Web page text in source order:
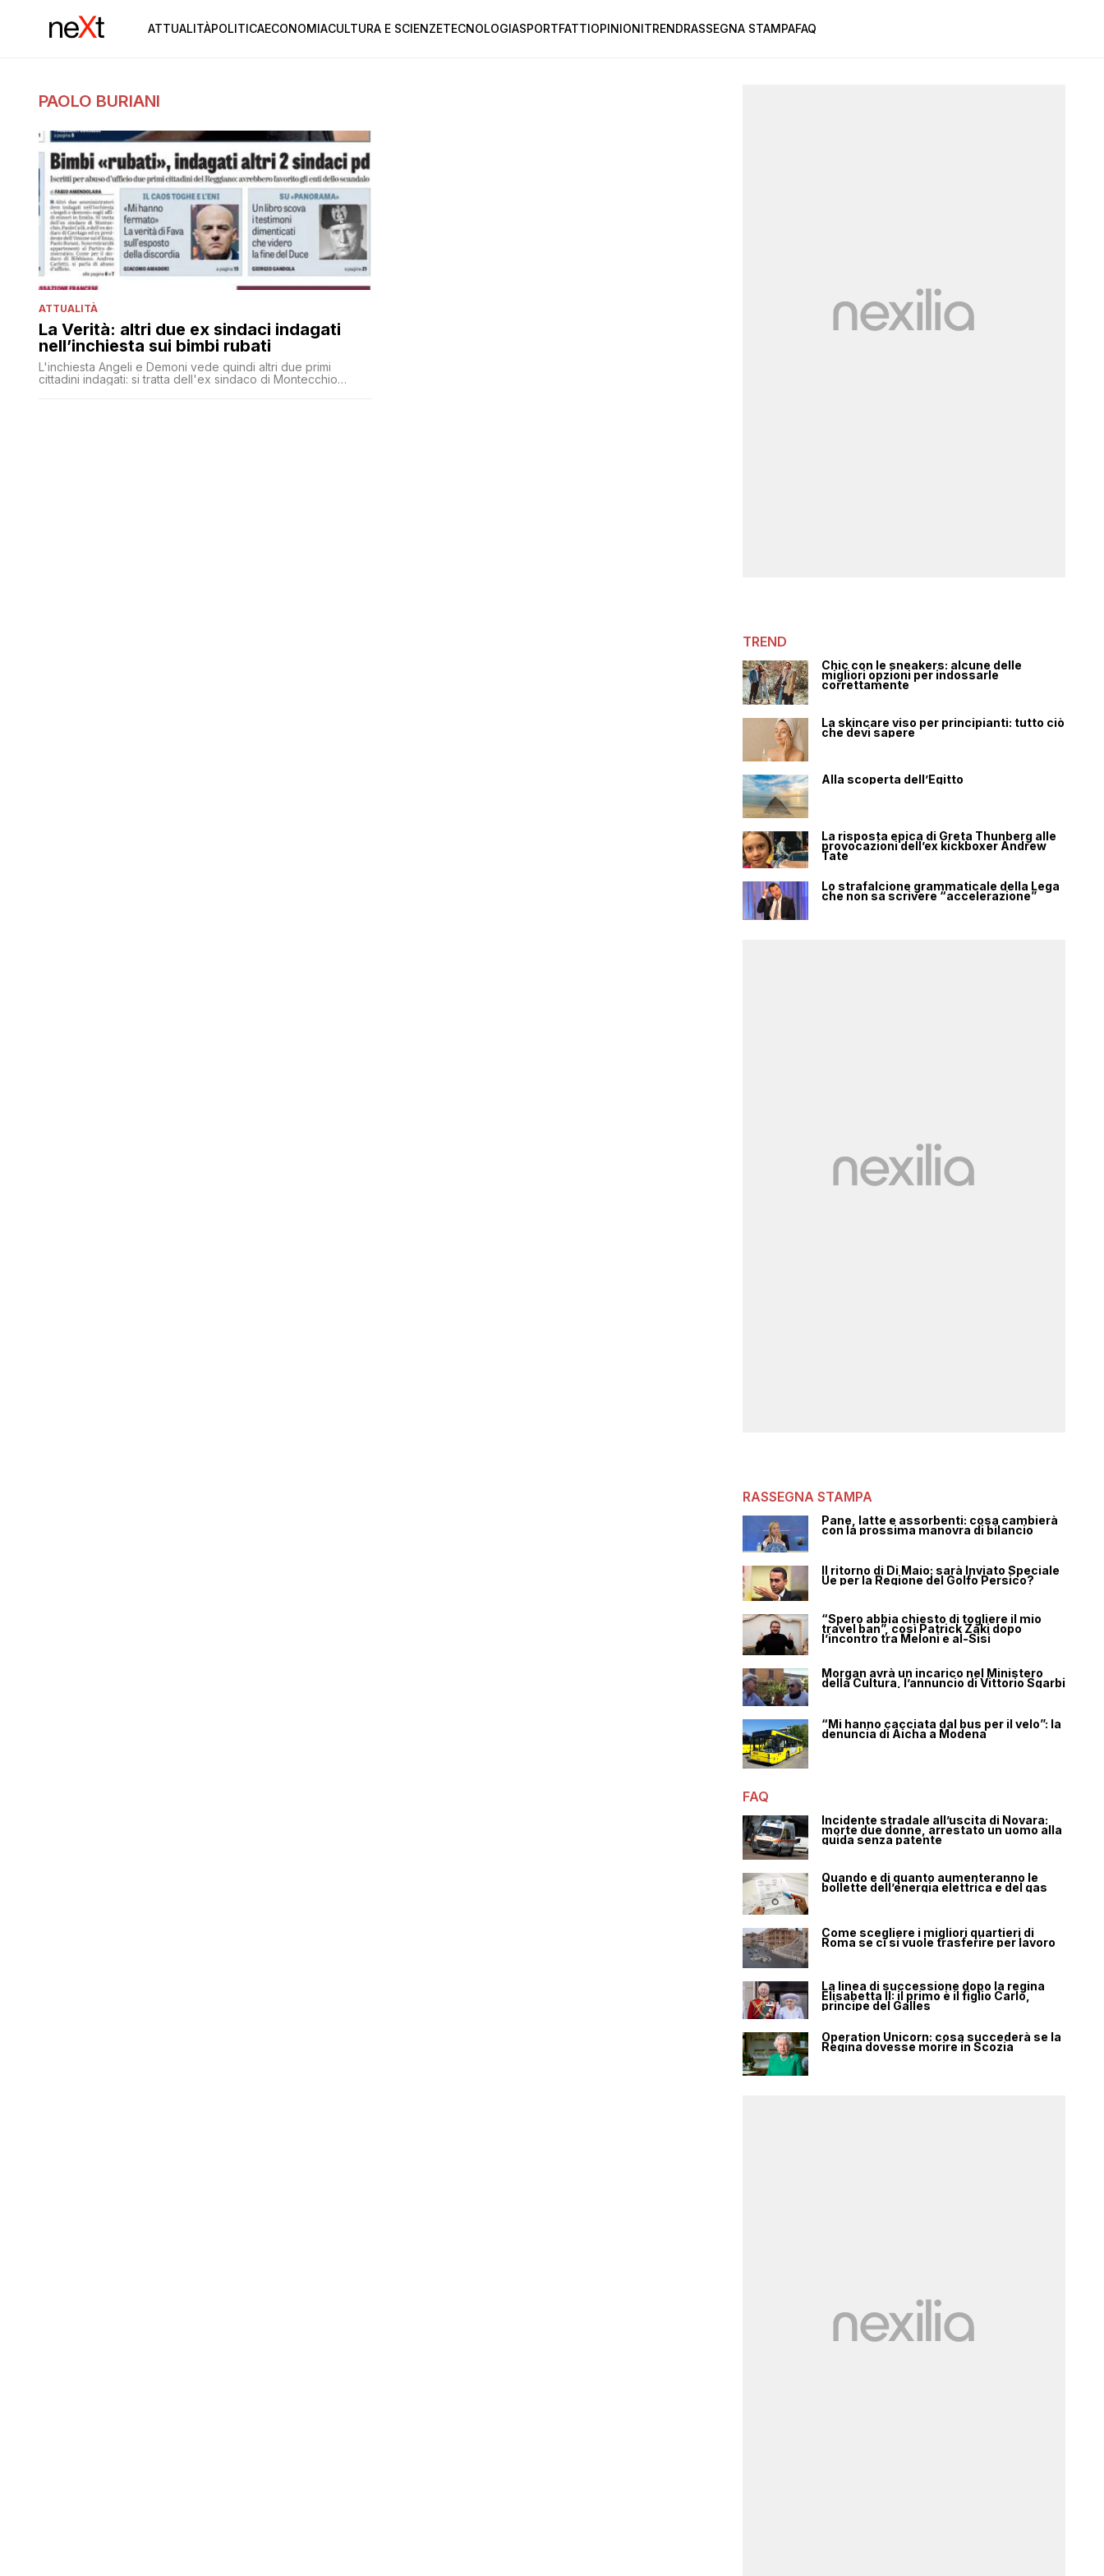
ATTUALITÀPOLITICAECONOMIACULTURA E SCIENZETECNOLOGIASPORTFATTIOPINIONITRENDRASSEGNA STAMPAFAQ
PAOLO BURIANI
ATTUALITÀ
La Verità: altri due ex sindaci indagati
nell’inchiesta sui bimbi rubati
L'inchiesta Angeli e Demoni vede quindi altri due primi
cittadini indagati: si tratta dell'ex sindaco di Montecchio
TREND
Chic con le sneakers: alcune delle
migliori opzioni per indossarle
correttamente
La skincare viso per principianti: tutto ciò
che devi sapere
Alla scoperta dell’Egitto
La risposta epica di Greta Thunberg alle
provocazioni dell’ex kickboxer Andrew
Tate
Lo strafalcione grammaticale della Lega
che non sa scrivere “accelerazione”
RASSEGNA STAMPA
Pane, latte e assorbenti: cosa cambierà
con la prossima manovra di bilancio
Il ritorno di Di Maio: sarà Inviato Speciale
Ue per la Regione del Golfo Persico?
“Spero abbia chiesto di togliere il mio
travel ban”, così Patrick Zaki dopo
l’incontro tra Meloni e al-Sisi
Morgan avrà un incarico nel Ministero
della Cultura, l’annuncio di Vittorio Sgarbi
“Mi hanno cacciata dal bus per il velo”: la
denuncia di Aicha a Modena
FAQ
Incidente stradale all’uscita di Novara:
morte due donne, arrestato un uomo alla
guida senza patente
Quando e di quanto aumenteranno le
bollette dell’energia elettrica e del gas
Come scegliere i migliori quartieri di
Roma se ci si vuole trasferire per lavoro
La linea di successione dopo la regina
Elisabetta II: il primo è il figlio Carlo,
principe del Galles
Operation Unicorn: cosa succederà se la
Regina dovesse morire in Scozia